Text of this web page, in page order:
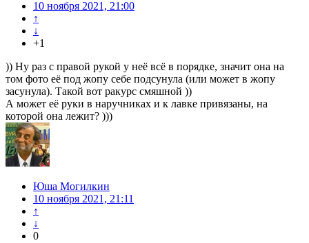
10 ноября 2021, 21:00
↑
↓
+1
)) Ну раз с правой рукой у неё всё в порядке, значит она на
том фото её под жопу себе подсунула (или может в жопу
засунула). Такой вот ракурс смяшной ))
А может её руки в наручниках и к лавке привязаны, на
которой она лежит? )))
Юша Могилкин
10 ноября 2021, 21:11
↑
↓
0